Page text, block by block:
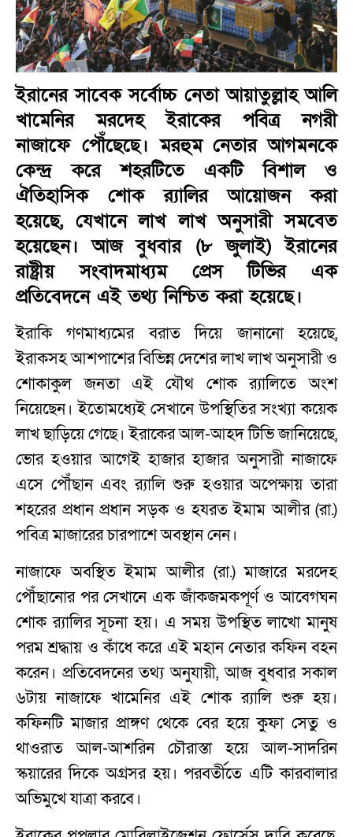
ইরানের সাবেক সর্বোচ্চ নেতা আয়াতুল্লাহ আলি
খামেনির মরদেহ ইরাকের পবিত্র নগরী
নাজাফে পৌঁছেছে। মরহুম নেতার আগমনকে
কেন্দ্র করে শহরটিতে একটি বিশাল ও
ঐতিহাসিক শোক র‌্যালির আয়োজন করা
হয়েছে, যেখানে লাখ লাখ অনুসারী সমবেত
হয়েছেন। আজ বুধবার (৮ জুলাই) ইরানের
রাষ্ট্রীয় সংবাদমাধ্যম প্রেস টিভির এক
প্রতিবেদনে এই তথ্য নিশ্চিত করা হয়েছে।
ইরাকি গণমাধ্যমের বরাত দিয়ে জানানো হয়েছে,
ইরাকসহ আশপাশের বিভিন্ন দেশের লাখ লাখ অনুসারী ও
শোকাকুল জনতা এই যৌথ শোক র‌্যালিতে অংশ
নিয়েছেন। ইতোমধ্যেই সেখানে উপস্থিতির সংখ্যা কয়েক
লাখ ছাড়িয়ে গেছে। ইরাকের আল-আহদ টিভি জানিয়েছে,
ভোর হওয়ার আগেই হাজার হাজার অনুসারী নাজাফে
এসে পৌঁছান এবং র‌্যালি শুরু হওয়ার অপেক্ষায় তারা
শহরের প্রধান প্রধান সড়ক ও হযরত ইমাম আলীর (রা.)
পবিত্র মাজারের চারপাশে অবস্থান নেন।
নাজাফে অবস্থিত ইমাম আলীর (রা.) মাজারে মরদেহ
পৌঁছানোর পর সেখানে এক জাঁকজমকপূর্ণ ও আবেগঘন
শোক র‌্যালির সূচনা হয়। এ সময় উপস্থিত লাখো মানুষ
পরম শ্রদ্ধায় ও কাঁধে করে এই মহান নেতার কফিন বহন
করেন। প্রতিবেদনের তথ্য অনুযায়ী, আজ বুধবার সকাল
৬টায় নাজাফে খামেনির এই শোক র‌্যালি শুরু হয়।
কফিনটি মাজার প্রাঙ্গণ থেকে বের হয়ে কুফা সেতু ও
থাওরাত আল-আশরিন চৌরাস্তা হয়ে আল-সাদরিন
স্কয়ারের দিকে অগ্রসর হয়। পরবর্তীতে এটি কারবালার
অভিমুখে যাত্রা করবে।